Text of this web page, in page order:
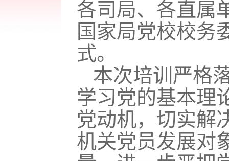
各司局、 各直属
国家局党校校务
式。
本次培训 严格
学习党的基本理
党动机，切实解
机关党员发展对